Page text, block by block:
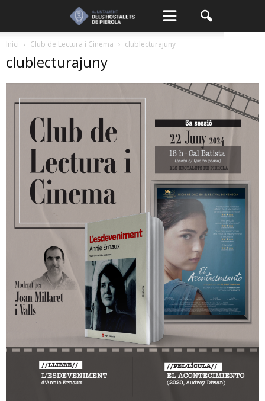
Inici Club de Lectura i Cinema clublecturajuny
clublecturajuny